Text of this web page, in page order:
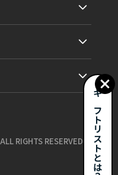
ギフトリストとは？
RIGHTS RESERVED.